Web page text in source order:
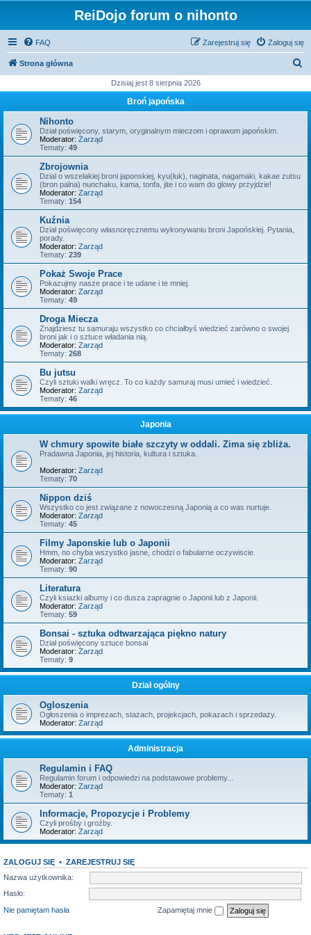
ReiDojo forum o nihonto
FAQ Zaloguj się
Zarejestruj się
Strona główna
k
Dzisiaj jest 8 sierpnia 2026
Broń japońska
Nihonto
Dział poświęcony, starym, oryginalnym mieczom i oprawom japońskim.
Moderator: Zarząd
Tematy: 49
Zbrojownia
Dzial o wszelakiej broni japonskiej, kyu(łuk), naginata, nagamaki, kakae zutsu
(bron palna) nunchaku, kama, tonfa, jite i co wam do glowy przyjdzie!
Moderator: Zarząd
Tematy: 154
Kuźnia
Dział poświęcony własnoręcznemu wykonywaniu broni Japońskiej. Pytania,
porady.
Moderator: Zarząd
Tematy: 239
Pokaż Swoje Prace
Pokazujmy nasze prace i te udane i te mniej.
Moderator: Zarząd
Tematy: 49
Droga Miecza
Znajdziesz tu samuraju wszystko co chciałbyś wiedzieć zarówno o swojej
broni jak i o sztuce władania nią.
Moderator: Zarząd
Tematy: 268
Bu jutsu
Czyli sztuki walki wręcz. To co każdy samuraj musi umieć i wiedzieć.
Moderator: Zarząd
Tematy: 46
Japonia
W chmury spowite białe szczyty w oddali. Zima się zbliża.
Pradawna Japonia, jej historia, kultura i sztuka.
Moderator: Zarząd
Tematy: 70
Nippon dziś
Wszystko co jest związane z nowoczesną Japonią a co was nurtuje.
Moderator: Zarząd
Tematy: 45
Filmy Japonskie lub o Japonii
Hmm, no chyba wszystko jasne, chodzi o fabularne oczywiscie.
Moderator: Zarząd
Tematy: 90
Literatura
Czyli ksiazki albumy i co dusza zapragnie o Japonii lub z Japonii.
Moderator: Zarząd
Tematy: 59
Bonsai - sztuka odtwarzająca piękno natury
Dział poświęcony sztuce bonsai
Moderator: Zarząd
Tematy: 9
Dział ogólny
Ogloszenia
Ogłoszenia o imprezach, stażach, projekcjach, pokazach i sprzedaży.
Moderator: Zarząd
Administracja
Regulamin i FAQ
Regulamin forum i odpowiedzi na podstawowe problemy...
Moderator: Zarząd
Tematy: 1
Informacje, Propozycje i Problemy
Czyli prośby i groźby.
Moderator: Zarząd
ZALOGUJ SIĘ • ZAREJESTRUJ SIĘ
Nazwa użytkownika:
Hasło:
Nie pamiętam hasła
Zapamiętaj mnie